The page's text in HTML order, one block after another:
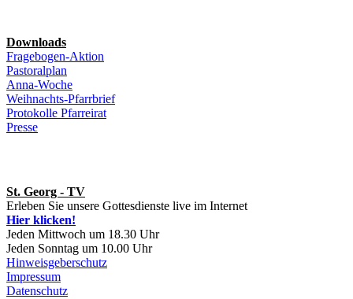
Downloads
Fragebogen-Aktion
Pastoralplan
Anna-Woche
Weihnachts-Pfarrbrief
Protokolle Pfarreirat
Presse
St. Georg - TV
Erleben Sie unsere Gottesdienste live im Internet
Hier klicken!
Jeden Mittwoch um 18.30 Uhr
Jeden Sonntag um 10.00 Uhr
Hinweisgeberschutz
Impressum
Datenschutz